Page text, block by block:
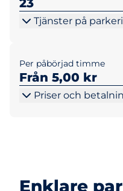
23
Tjänster på
Per påbörjad timme
Från 5,00 kr
Priser och
Enklare